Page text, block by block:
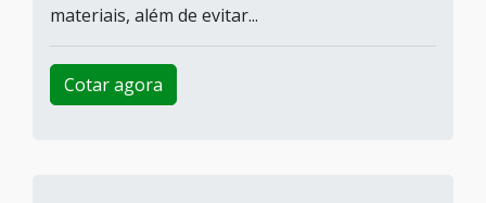
materiais, além de evitar...
Cotar agora